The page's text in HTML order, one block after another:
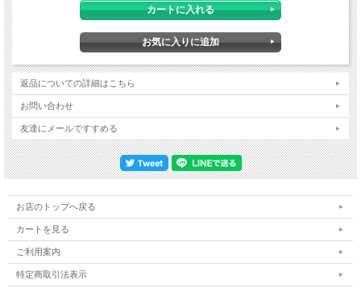
・シャープで頑丈なブレード
・サイズ ： ブレード 27×21 cm
・使用長 ： 76cm と 42cm のツーウェイ
返品についての詳細はこちら
お問い合わせ
友達にメールですすめる
お店のトップへ戻る
カートを見る
ご利用案内
特定商取引法表示